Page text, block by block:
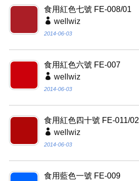
食用紅色七號 FE-008/01
wellwiz
2014-06-03
食用紅色六號 FE-007
wellwiz
2014-06-03
食用紅色四十號 FE-011/02
wellwiz
2014-06-03
食用藍色一號 FE-009